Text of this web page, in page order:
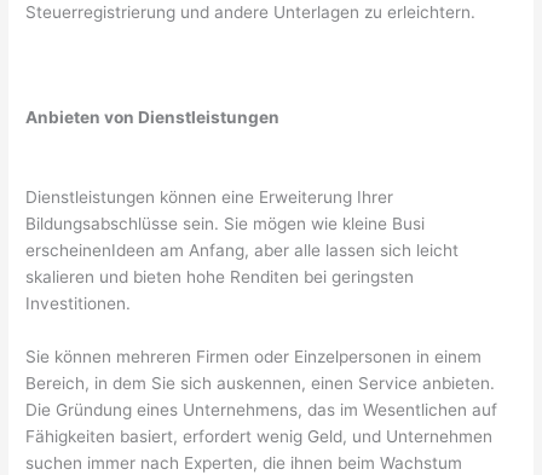
Steuerregistrierung und andere Unterlagen zu erleichtern.
Anbieten von Dienstleistungen
Dienstleistungen können eine Erweiterung Ihrer
Bildungsabschlüsse sein. Sie mögen wie kleine Busi
erscheinenIdeen am Anfang, aber alle lassen sich leicht
skalieren und bieten hohe Renditen bei geringsten
Investitionen.
Sie können mehreren Firmen oder Einzelpersonen in einem
Bereich, in dem Sie sich auskennen, einen Service anbieten.
Die Gründung eines Unternehmens, das im Wesentlichen auf
Fähigkeiten basiert, erfordert wenig Geld, und Unternehmen
suchen immer nach Experten, die ihnen beim Wachstum